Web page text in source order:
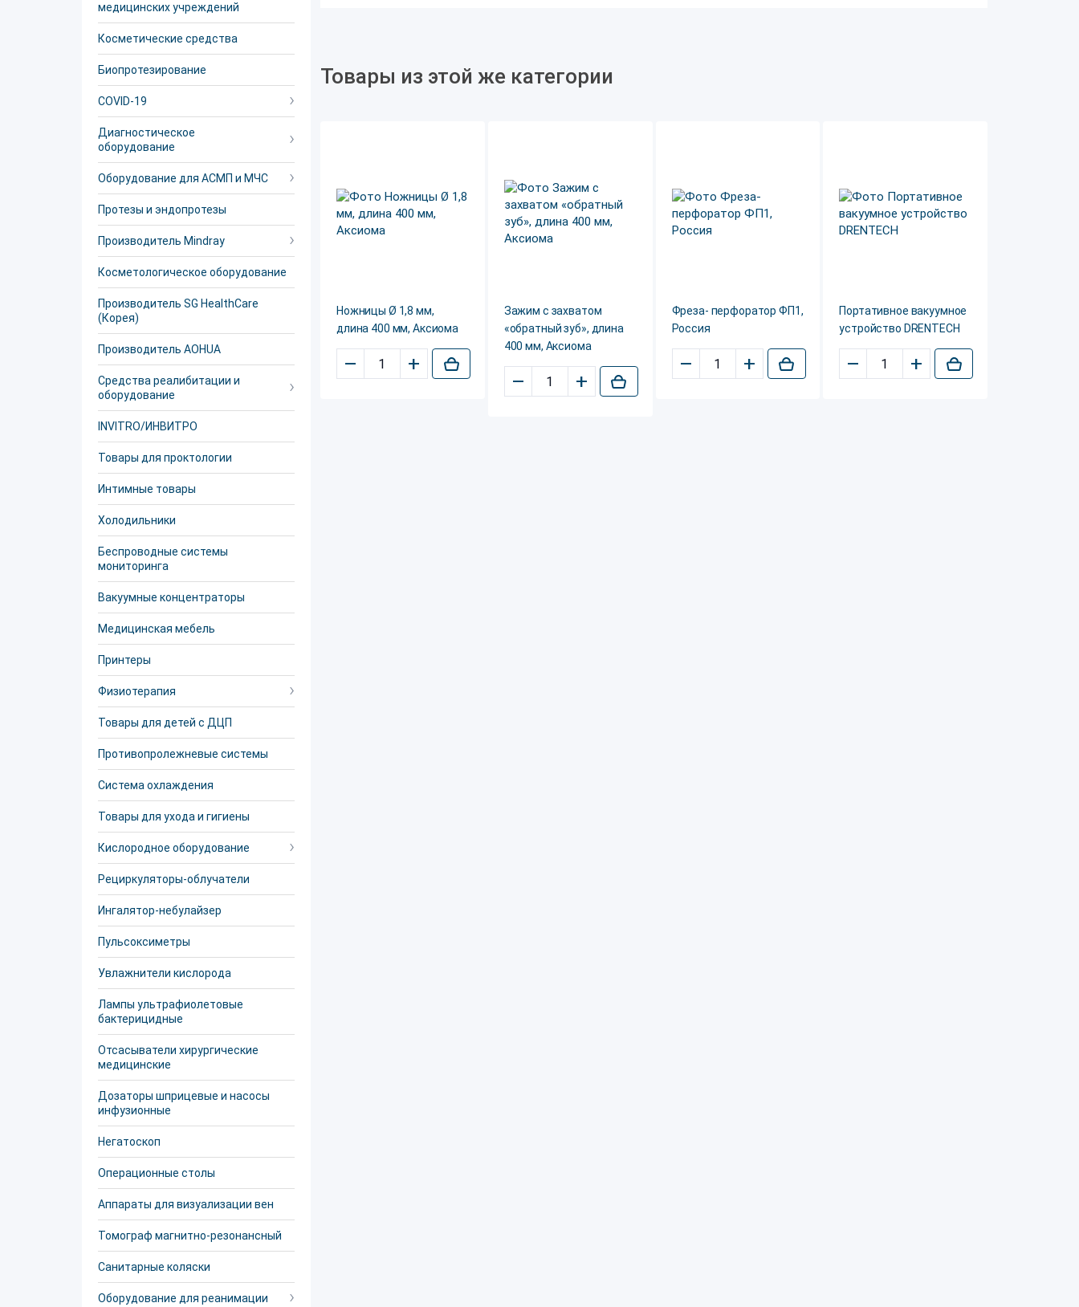
медицинских учреждений
Косметические средства
Биопротезирование
COVID-19
Диагностическое
оборудование
Оборудование для АСМП и МЧС
Протезы и эндопротезы
Производитель Mindray
Косметологическое оборудование
Производитель SG HealthCare
(Корея)
Производитель AOHUA
Средства реалибитации и
оборудование
INVITRO/ИНВИТРО
Товары для проктологии
Интимные товары
Холодильники
Беспроводные системы
мониторинга
Вакуумные концентраторы
Медицинская мебель
Принтеры
Физиотерапия
Товары для детей с ДЦП
Противопролежневые системы
Система охлаждения
Товары для ухода и гигиены
Кислородное оборудование
Рециркуляторы-облучатели
Ингалятор-небулайзер
Пульсоксиметры
Увлажнители кислорода
Лампы ультрафиолетовые
бактерицидные
Отсасыватели хирургические
медицинские
Дозаторы шприцевые и насосы
инфузионные
Негатоскоп
Операционные столы
Аппараты для визуализации вен
Томограф магнитно-резонансный
Санитарные коляски
Оборудование для реанимации
Товары из этой же категории
Ножницы Ø 1,8 мм,
длина 400 мм, Аксиома
– +
Зажим с захватом
«обратный зуб», длина
400 мм, Аксиома
– +
Фреза- перфоратор ФП1,
Россия
– +
Портативное вакуумное
устройство DRENTECH
– +